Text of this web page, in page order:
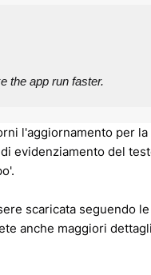
the app run faster.
l'aggiornamento per
evidenziamento del
scaricata seguendo
anche maggiori